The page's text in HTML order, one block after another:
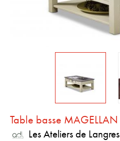
Table basse MAGELLAN
Les Ateliers de Langres